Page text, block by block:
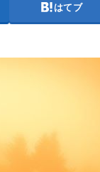
はてブ